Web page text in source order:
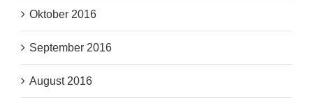
Oktober 2016
September 2016
August 2016